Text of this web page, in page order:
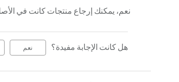
نعم، يمكنك إرجاع منتجات كانت في
هل كانت الإجابة مفيدة؟ نعم